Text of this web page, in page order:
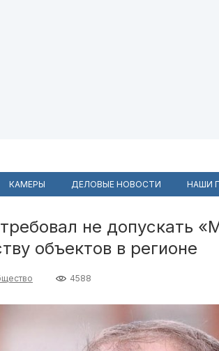
КАМЕРЫ ДЕЛОВЫЕ НОВОСТИ НАШИ
не допускать
объектов в регионе
4588